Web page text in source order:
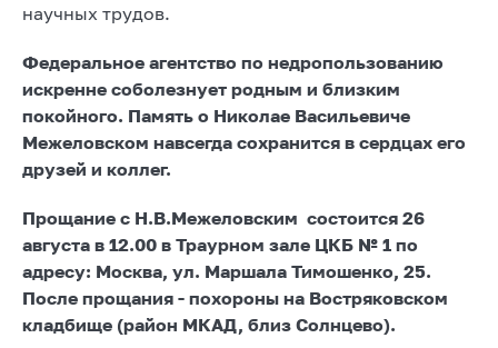
научных трудов.
Федеральное агентство по недропользованию
искренне соболезнует родным и близким
покойного. Память о Николае Васильевиче
Межеловском навсегда сохранится в сердцах его
друзей и коллег.
Прощание с Н.В.Межеловским состоится 26
августа в 12.00 в Траурном зале ЦКБ № 1 по
адресу: Москва, ул. Маршала Тимошенко, 25.
После прощания - похороны на Востряковском
кладбище (район МКАД, близ Солнцево).